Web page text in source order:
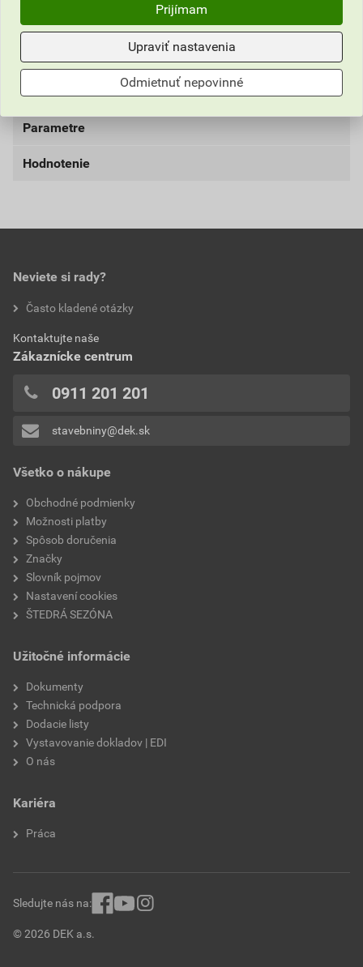
Aktuálna predajná porovnávacia cena po zľave 3% z
cenníkovej ceny
bez DPH za pár s DPH za pár
Parametre
farba
norma
hrúbka
hmotnosť
typ
veľkosť
kategória
Hodnotenie
0,0
hodnotilo 0 užívateľov
Pridávať hodnotenie môže iba prihlásený užívateľ.
Všetko o nákupe
Obchodné podmienky
Možnosti platby
Spôsob doručenia
Značky
Slovník pojmov
Nastavení cookies
ŠTEDRÁ SEZÓNA
Užitočné informácie
Dokumenty
Technická podpora
Dodacie listy
Vystavovanie dokladov | EDI
O nás
Kariéra
Práca
Neviete si rady?
Často kladené otázky
Kontaktujte naše
Zákaznícke centrum
0911 201 201
stavebniny@dek.sk
© 2026 DEK a.s.
Sledujte nás na:
Prijímam
Upraviť nastavenia
Odmietnuť nepovinné